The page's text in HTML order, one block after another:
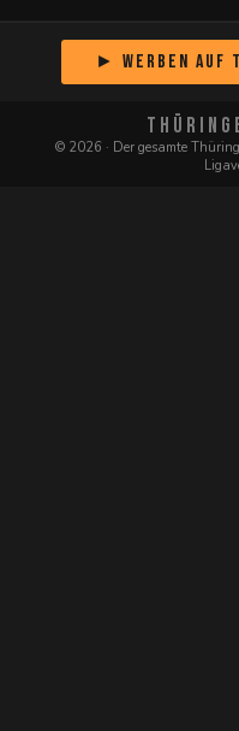
► Werben auf
© 2026 · Der gesamte